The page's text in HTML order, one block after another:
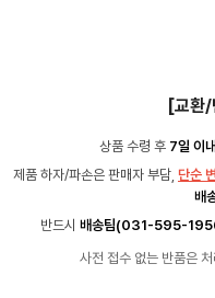
[교환/
상품 수령 후 7일 이내
제품 하자/파손은 판매자 부담, 단순
배
반드시 배송팀(031-595-
사전 접수 없는 반품은